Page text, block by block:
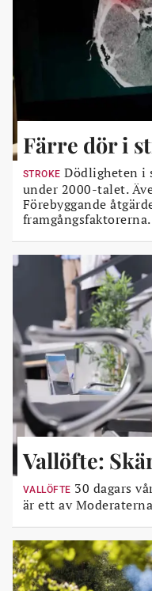
Färre dör i
STROKE Dödligheten i
under 2000-talet.
Förebyggande
framgångsfaktorerna.
Vallöfte:
VALLÖFTE 30 dagars
är ett av